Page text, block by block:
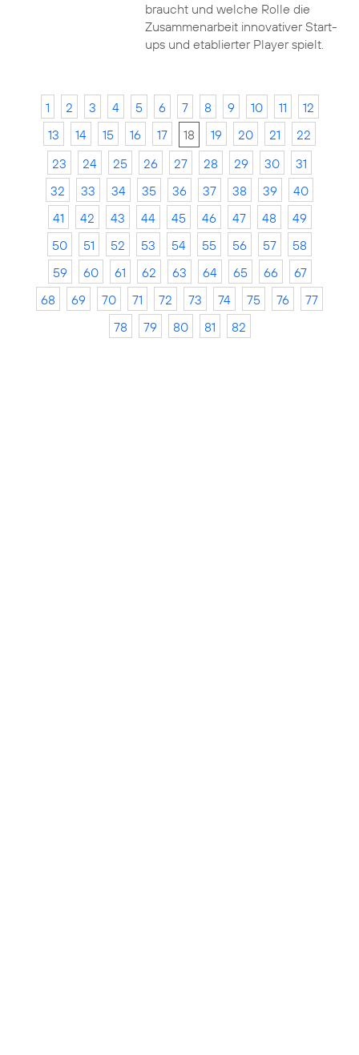
braucht und welche Rolle die
Zusammenarbeit innovativer Start-
ups und etablierter Player spielt.
1 2 3 4 5 6 7 8 9 10 11
12
13
14 15 16 17 18 19 20 21
22
23
24 25 26 27 28 29 30
31
32
33 34 35 36 37 38 39
40
41
42 43 44 45 46 47 48
49
50
51 52 53 54 55 56 57
58
59
60 61 62 63 64 65 66
67
68
69 70 71 72 73 74 75 76
77
78
79 80 81 82